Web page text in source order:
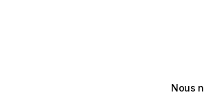
Nous